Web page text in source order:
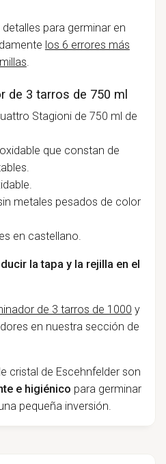
para germinar en
los 6 errores más
.
de 3 tarros de 750 ml
Stagioni de 750 ml de
que constan de
metales pesados de color
en castellano.
la tapa y la rejilla en el
de 3 tarros de 1000 y
en nuestra sección de
cristal de Escehnfelder son
e higiénico para germinar
pequeña inversión.